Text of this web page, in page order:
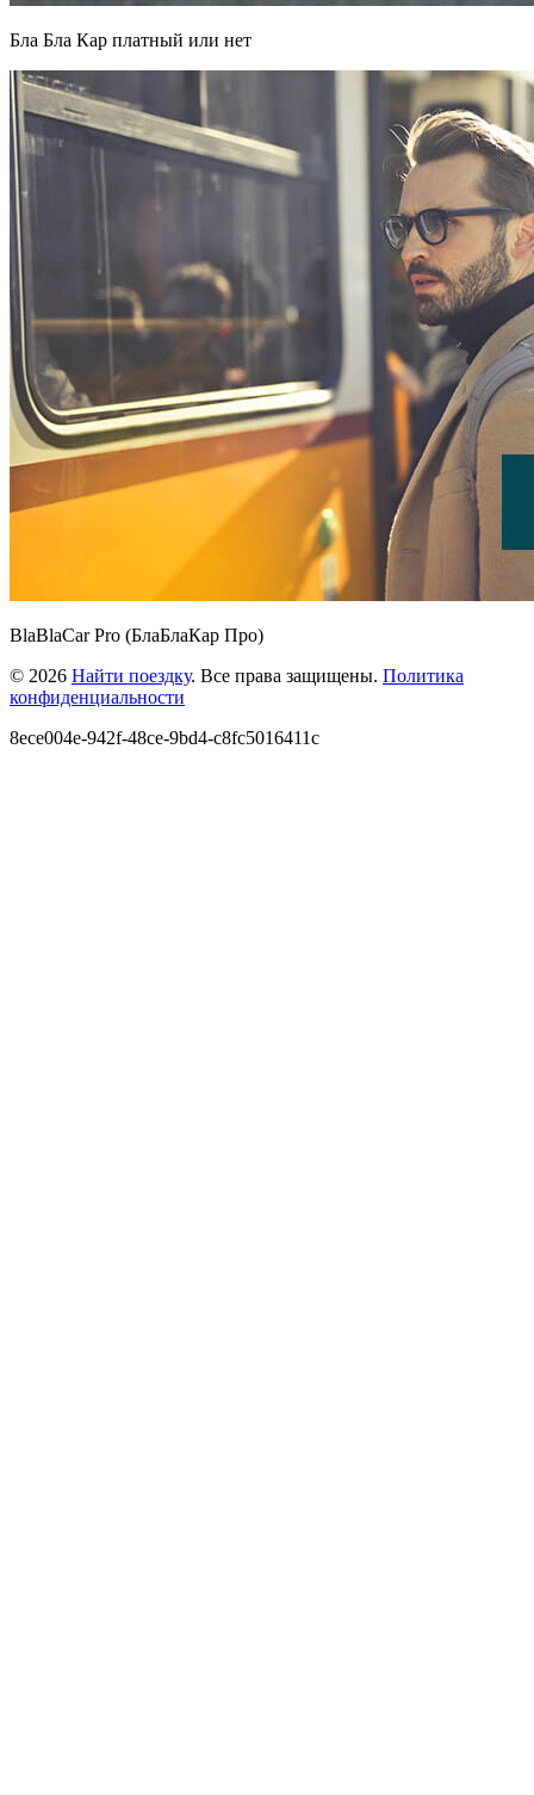
Бла Бла Кар платный или нет
BlaBlaCar Pro (БлаБлаКар Про)
© 2026 Найти поездку. Все права защищены. Политика
конфиденциальности
8ece004e-942f-48ce-9bd4-c8fc5016411c